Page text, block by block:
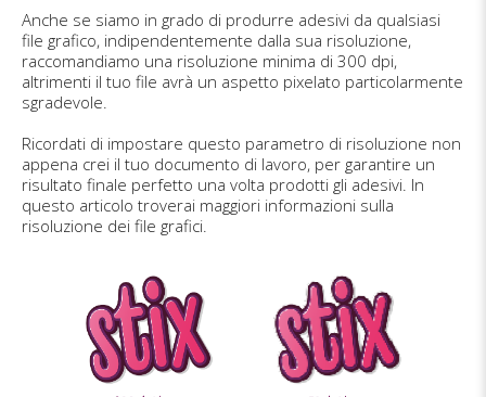
Anche se siamo in grado di produrre adesivi da qualsiasi
file grafico, indipendentemente dalla sua risoluzione,
raccomandiamo una risoluzione minima di 300 dpi,
altrimenti il tuo file avrà un aspetto pixelato particolarmente
sgradevole.
Ricordati di impostare questo parametro di risoluzione non
appena crei il tuo documento di lavoro, per garantire un
risultato finale perfetto una volta prodotti gli adesivi. In
questo articolo troverai maggiori informazioni sulla
risoluzione dei file grafici.